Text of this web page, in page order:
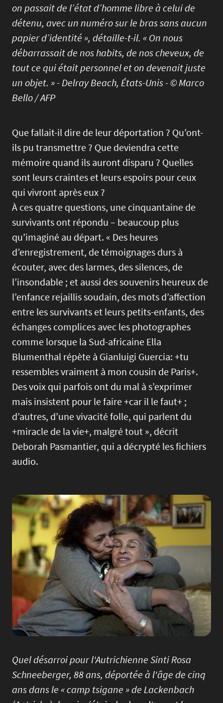
on passait de l’état d’homme libre à celui de
détenu, avec un numéro sur le bras sans aucun
papier d’identité », détaille-t-il. « On nous
débarrassait de nos habits, de nos cheveux, de
tout ce qui était personnel et on devenait juste
un objet. » - Delray Beach, États-Unis - © Marco
Bello / AFP
Que fallait-il dire de leur déportation ? Qu’ont-
ils pu transmettre ? Que deviendra cette
mémoire quand ils auront disparu ? Quelles
sont leurs craintes et leurs espoirs pour ceux
qui vivront après eux ?
À ces quatre questions, une cinquantaine de
survivants ont répondu – beaucoup plus
qu’imaginé au départ. « Des heures
d’enregistrement, de témoignages durs à
écouter, avec des larmes, des silences, de
l’insondable ; et aussi des souvenirs heureux de
l’enfance rejaillis soudain, des mots d’affection
entre les survivants et leurs petits-enfants, des
échanges complices avec les photographes
comme lorsque la Sud-africaine Ella
Blumenthal répète à Gianluigi Guercia: +tu
ressembles vraiment à mon cousin de Paris+.
Des voix qui parfois ont du mal à s’exprimer
mais insistent pour le faire +car il le faut+ ;
d’autres, d’une vivacité folle, qui parlent du
+miracle de la vie+, malgré tout », décrit
Deborah Pasmantier, qui a décrypté les fichiers
audio.
Image
Quel désarroi pour l'Autrichienne Sinti Rosa
Schneeberger, 88 ans, déportée à l'âge de cinq
ans dans le « camp tsigane » de Lackenbach